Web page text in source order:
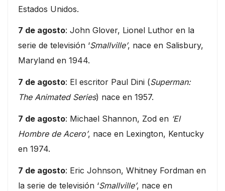
Estados Unidos.
7 de agosto: John Glover, Lionel Luthor en la
serie de televisión ‘Smallville’, nace en Salisbury,
Maryland en 1944.
7 de agosto: El escritor Paul Dini (Superman:
The Animated Series) nace en 1957.
7 de agosto: Michael Shannon, Zod en ‘El
Hombre de Acero’, nace en Lexington, Kentucky
en 1974.
7 de agosto: Eric Johnson, Whitney Fordman en
la serie de televisión ‘Smallville’, nace en